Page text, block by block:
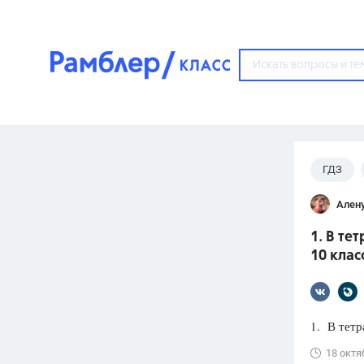
Популярные темы
ГДЗ
ОГЭ
ФИПИ
ответов
ГДЗ
1. В
10
1. В
18